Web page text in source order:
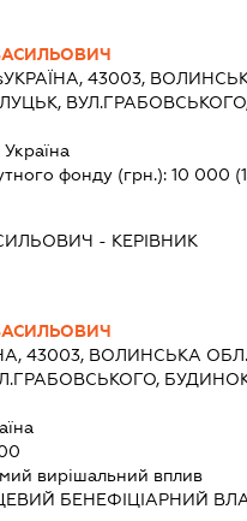
УКРАЇНА, 43003,
Україна
фонду (грн.): 10 000
- КЕРІВНИК
43003, ВОЛИНСЬКА
БУДИНОК
вирішальний вплив
БЕНЕФІЦІАРНИЙ